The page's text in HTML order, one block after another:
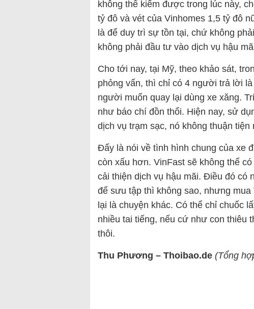
không thể kiếm được trong lúc này,
tỷ đô và vét của Vinhomes 1,5 tỷ đô
là để duy trì sự tồn tại, chứ không
không phải đầu tư vào dịch vụ hậu
Cho tới nay, tại Mỹ, theo khảo sát,
phỏng vấn, thì chỉ có 4 người trả lời
người muốn quay lại dùng xe xăng.
như báo chí đồn thổi. Hiện nay, sử
dịch vụ trạm sạc, nó không thuận
Đấy là nói về tình hình chung của xe
còn xấu hơn. VinFast sẽ không thể
cải thiện dịch vụ hậu mãi. Điều đó có
để sưu tập thì không sao, nhưng
lại là chuyện khác. Có thể chỉ chuốc
nhiều tai tiếng, nếu cứ như con thiêu
thôi.
Thu Phương – Thoibao.de (Tổng